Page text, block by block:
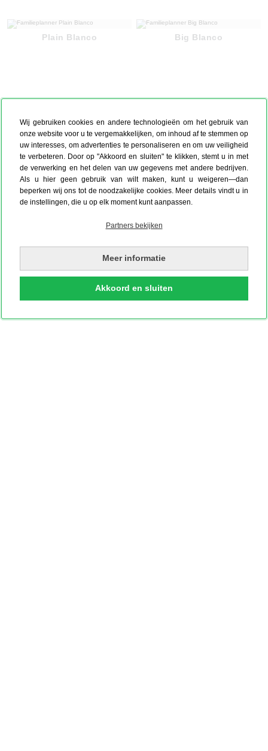
Wij gebruiken cookies en andere technologieën om het gebruik van
onze website voor u te vergemakkelijken, om inhoud af te stemmen op
uw interesses, om advertenties te personaliseren en om uw veiligheid
te verbeteren. Door op "Akkoord en sluiten" te klikken, stemt u in met
de verwerking en het delen van uw gegevens met andere bedrijven.
Als u hier geen gebruik van wilt maken, kunt u weigeren—dan
beperken wij ons tot de noodzakelijke cookies. Meer details vindt u in
de instellingen, die u op elk moment kunt aanpassen.
Partners bekijken
Meer informatie
Akkoord en sluiten
Plain Blanco Big Blanco